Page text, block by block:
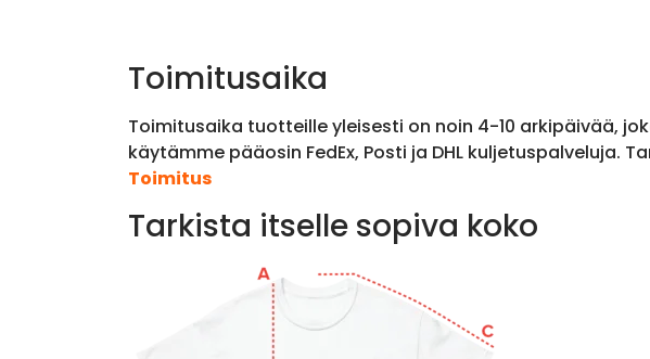
Toimitusaika
Toimitusaika tuotteille yleisesti on noin 4-10 arkipäivää,
käytämme pääosin FedEx, Posti ja DHL
Toimitus
Tarkista itselle sopiva koko